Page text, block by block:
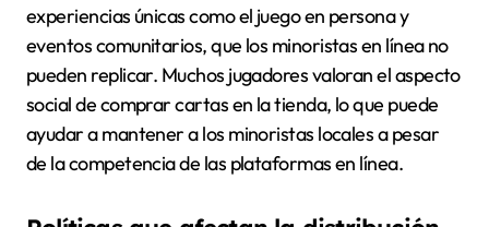
experiencias únicas como el juego en persona y
eventos comunitarios, que los minoristas en línea no
pueden replicar. Muchos jugadores valoran el aspecto
social de comprar cartas en la tienda, lo que puede
ayudar a mantener a los minoristas locales a pesar
de la competencia de las plataformas en línea.